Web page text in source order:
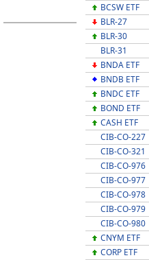
BCSW ETF
BLR-27
BLR-30
BLR-31
BNDA ETF
BNDB ETF
BNDC ETF
BOND ETF
CASH ETF
CIB-СО-227
CIB-СО-321
CIB-СО-976
CIB-СО-977
CIB-СО-978
CIB-СО-979
CIB-СО-980
CNYM ETF
CORP ETF